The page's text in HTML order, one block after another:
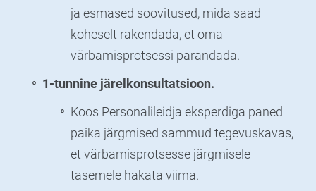
ja esmased soovitused, mida saad
koheselt rakendada, et oma
värbamisprotsessi parandada.
1-tunnine järelkonsultatsioon.
Koos Personalileidja eksperdiga paned
paika järgmised sammud tegevuskavas,
et värbamisprotsesse järgmisele
tasemele hakata viima.